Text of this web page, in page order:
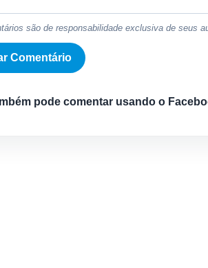
são de responsabilidade exclusiva de seus
pode comentar usando o